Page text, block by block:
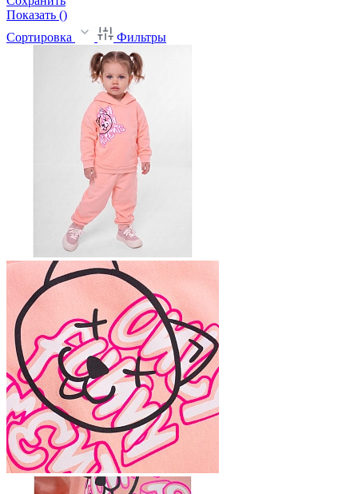
Показать ()
Сортировка
Фильтры